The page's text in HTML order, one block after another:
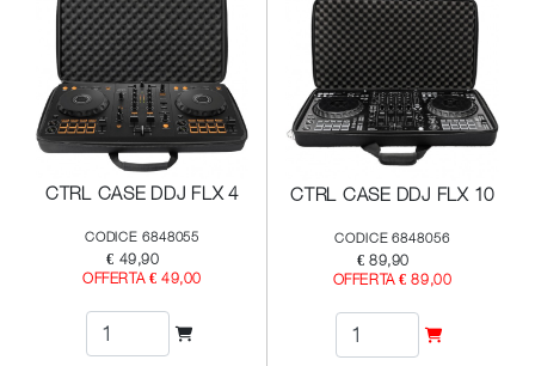
CTRL CASE DDJ FLX 4
CODICE 6848055
€ 49,90
OFFERTA € 49,00
CTRL CASE DDJ FLX 10
CODICE 6848056
€ 89,90
OFFERTA € 89,00